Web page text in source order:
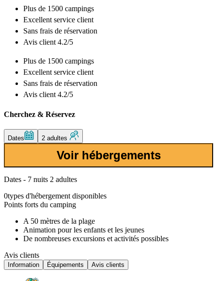
Plus de 1500 campings
Excellent service client
Sans frais de réservation
Avis client 4.2/5
Plus de 1500 campings
Excellent service client
Sans frais de réservation
Avis client 4.2/5
Cherchez & Réservez
Dates 2 adultes
Voir hébergements
Dates - 7 nuits 2 adultes
0types d'hébergement disponibles
Points forts du camping
A 50 mètres de la plage
Animation pour les enfants et les jeunes
De nombreuses excursions et activités possibles
Avis clients
Information Équipements Avis clients